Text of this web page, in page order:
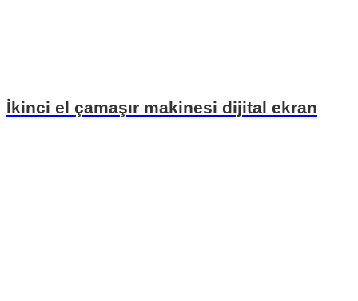
İkinci el çamaşır makinesi dijital ekran